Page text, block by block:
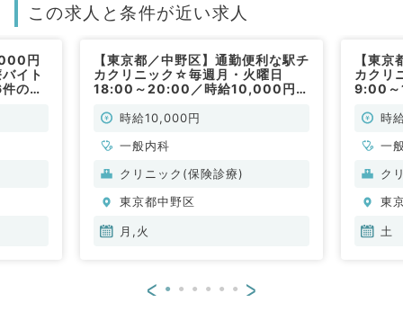
この求人と条件が近い求人
円
イト
の対
【東京都／中野区】通勤便利な駅チ
カクリニック☆毎週月・火曜日
18:00～20:00／時給10,000円
科／非常勤）
時給10,000円
一般内科
クリニック(保険診療)
東京都中野区
月,火
【東
カクリ
9:00～
勤）時
一
ク
東
土
< >